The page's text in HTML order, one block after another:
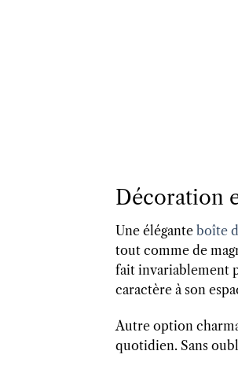
Décoration
Une élégante boîte
tout comme de
fait invariablement
caractère à son
Autre option
quotidien. Sans